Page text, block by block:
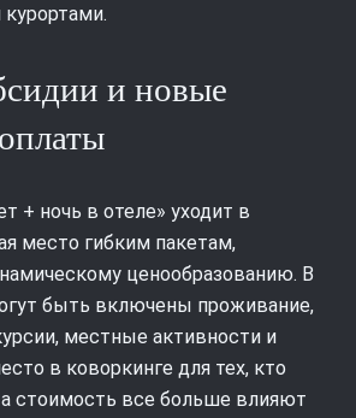
и новые
+ ночь в отеле» уходит в
место гибким пакетам,
ценообразованию. В
быть включены проживание,
местные активности и
в коворкинге для тех, кто
стоимость все больше влияют